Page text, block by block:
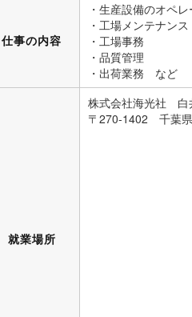
仕事の内容
・生産設備のオペ
・工場メンテナンス
・工場事務
・品質管理
・出荷業務 など
就業場所
株式会社海光社 白
〒270-1402 千葉